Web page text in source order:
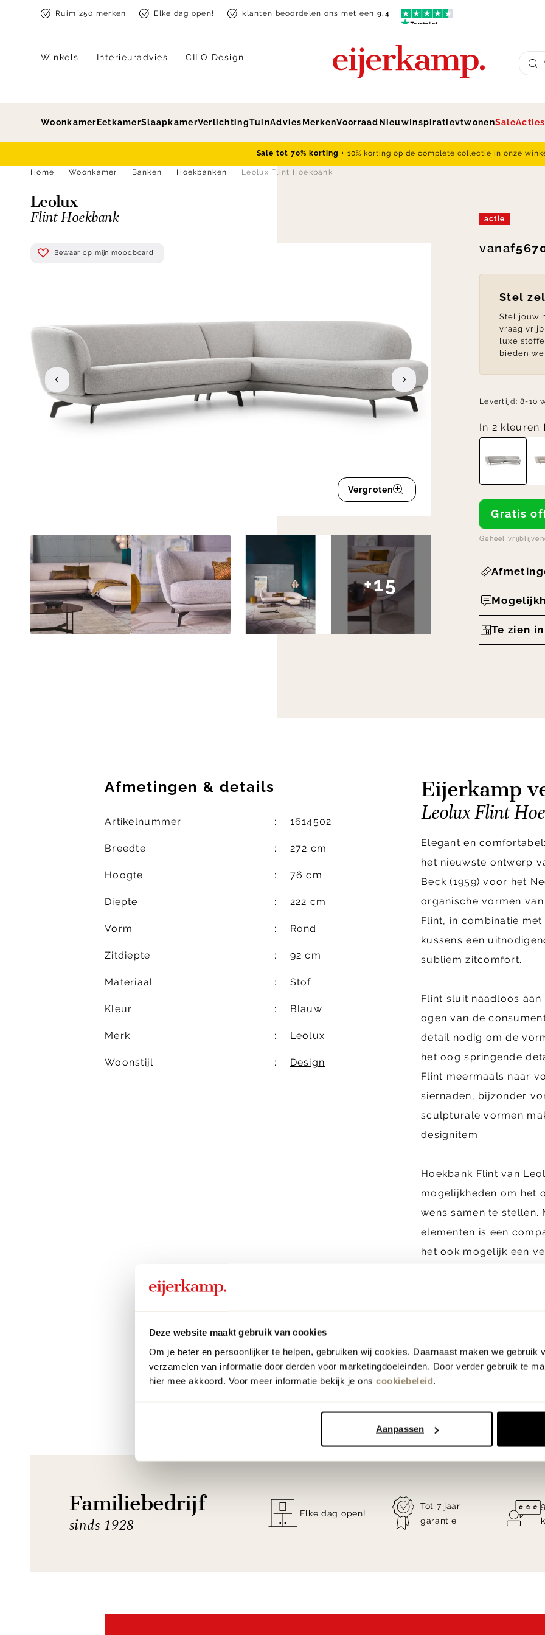
Deze website maakt gebruik van cookies
Om je beter en persoonlijker te helpen, gebruiken wij cookies. Daarnaast maken we gebruik
verzamelen van informatie door derden voor marketingdoeleinden. Door verder gebruik te
hier mee akkoord. Voor meer informatie bekijk je ons cookiebeleid.
Aanpassen
Skip to contentRuim 250 merken Elke dag open! klanten beoordelen ons met een9.4
Winkels Interieuradvies CILO Design
Woonkamer EetkamerSlaapkamerVerlichtingTuinAdvies MerkenVoorraad Nieuw InspiratievtwonenSaleActies
Sale tot 70% korting + 10% korting op de complete collectie in onze
Home Woonkamer Banken Hoekbanken Leolux Flint Hoekbank
Leolux
Flint Hoekbank
Bewaar op mijn moodboard
Vergroten
+15
actie
vanaf
Stel
Stel jouw
vraag
luxe
bieden
Levertijd:8-10
In 2 kleuren
Gratis
Geheel
Te zien
Afmetingen & details
Artikelnummer 1614502
Breedte 272 cm
Hoogte 76 cm
Diepte 222 cm
Vorm Rond
Zitdiepte 92 cm
Materiaal Stof
Kleur Blauw
Merk Leolux
Woonstijl Design
Eijerkamp
Leolux Flint
Elegant en
het nieuwste ontwerp
Beck (1959) voor het
organische vormen
Flint, in combinatie
kussens een
subliem zitcomfort.
Flint sluit naadloos
ogen van de
detail nodig om de
het oog springende
Flint meermaals naar
siernaden, bijzonder
sculpturale vormen
designitem.
Hoekbank Flint van
mogelijkheden om het
wens samen te stellen.
elementen is een
het ook mogelijk een
met 2 centimeter te
Ontdek de
Familiebedrijf
sinds 1928
Elke dag open!
Tot 7 jaar
garantie